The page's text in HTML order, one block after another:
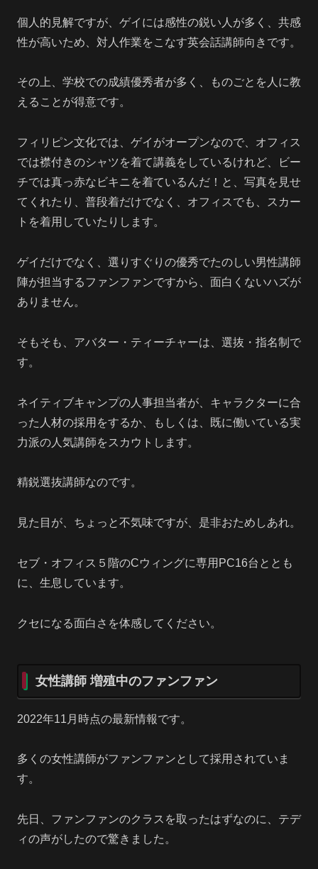
個人的見解ですが、ゲイには感性の鋭い人が多く、共感
性が高いため、対人作業をこなす英会話講師向きです。
その上、学校での成績優秀者が多く、ものごとを人に教
えることが得意です。
フィリピン文化では、ゲイがオープンなので、オフィス
では襟付きのシャツを着て講義をしているけれど、ビー
チでは真っ赤なビキニを着ているんだ！と、写真を見せ
てくれたり、普段着だけでなく、オフィスでも、スカー
トを着用していたりします。
ゲイだけでなく、選りすぐりの優秀でたのしい男性講師
陣が担当するファンファンですから、面白くないハズが
ありません。
そもそも、アバター・ティーチャーは、選抜・指名制で
す。
ネイティブキャンプの人事担当者が、キャラクターに合
った人材の採用をするか、もしくは、既に働いている実
力派の人気講師をスカウトします。
精鋭選抜講師なのです。
見た目が、ちょっと不気味ですが、是非おためしあれ。
セブ・オフィス５階のCウィングに専用PC16台ととも
に、生息しています。
クセになる面白さを体感してください。
女性講師 増殖中のファンファン
2022年11月時点の最新情報です。
多くの女性講師がファンファンとして採用されていま
す。
先日、ファンファンのクラスを取ったはずなのに、テデ
ィの声がしたので驚きました。